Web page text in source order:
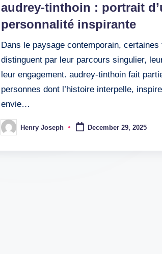
audrey-tinthoin : portrait
personnalité inspirante
Dans le paysage contemporain, certaines
distinguent par leur parcours singulier,
leur engagement. audrey-tinthoin fait
personnes dont l’histoire interpelle,
envie…
Posted
by
Henry Joseph December 29, 2025